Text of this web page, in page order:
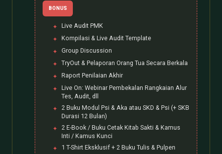
BONUS
Live Audit PMK
Kompilasi & Live Audit Template
Group Discussion
TryOut & Pelaporan Orang Tua Secara Berkala
Raport Penilaian Akhir
Live On: Webinar Pembekalan Rangkaian Alur
Tes, Audit, dll
2 Buku Modul Psi & Aka atau SKD & Psi (+ SKB
Durasi 12 Bulan)
2 E-Book / Buku Cetak Kitab Sakti & Kamus
Inti / Kamus Kunci
1 T-Shirt Eksklusif + 2 Buku Tulis & Pulpen